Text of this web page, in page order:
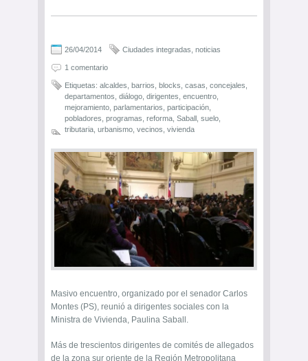
26/04/2014 Ciudades integradas noticias
1 comentario
Etiquetas: alcaldes barrios blocks casas concejales
departamentos diálogo dirigentes encuentro
mejoramiento parlamentarios participación
pobladores programas reforma Saball suelo
tributaria urbanismo vecinos vivienda
Masivo encuentro, organizado por el senador Carlos
Montes (PS), reunió a dirigentes sociales con la
Ministra de Vivienda, Paulina Saball.
Más de trescientos dirigentes de comités de allegados
de la zona sur oriente de la Región Metropolitana